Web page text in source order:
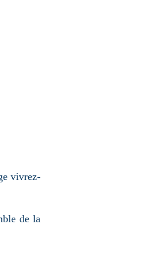
vivrez-
de la